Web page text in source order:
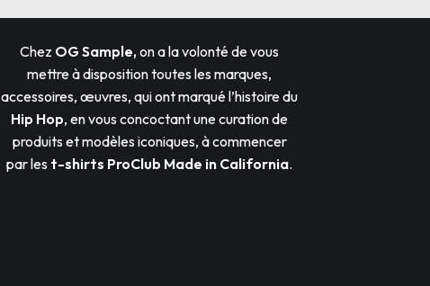
Chez OG Sample, on a la volonté de vous
mettre à disposition toutes les marques,
accessoires, œuvres, qui ont marqué l’histoire du
Hip Hop, en vous concoctant une curation de
produits et modèles iconiques, à commencer
par les t-shirts ProClub Made in California.